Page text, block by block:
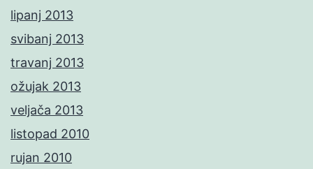
lipanj 2013
svibanj 2013
travanj 2013
ožujak 2013
veljača 2013
listopad 2010
rujan 2010